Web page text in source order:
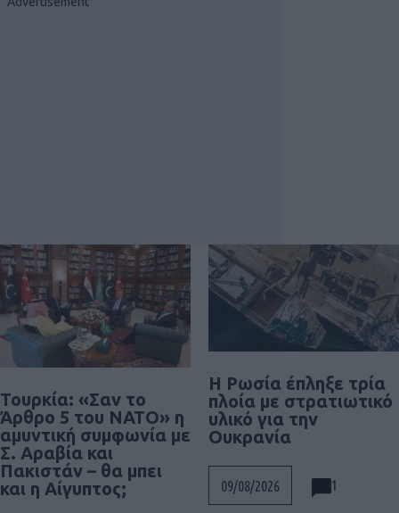
Τουρκία: «Σαν το
Άρθρο 5 του ΝΑΤΟ» η
αμυντική συμφωνία με
Σ. Αραβία και
Πακιστάν – θα μπει
και η Αίγυπτος;
Η Ρωσία έπληξε τρία
πλοία με στρατιωτικό
υλικό για την
Ουκρανία
09/08/2026 1